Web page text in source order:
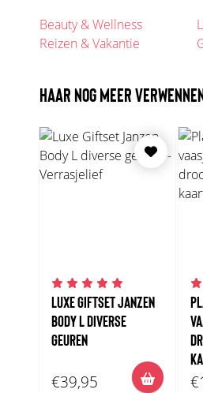
Beauty & Wellness
Reizen & Vakantie
HAAR NOG MEER
LUXE GIFTSET JANZEN
BODY L DIVERSE
GEUREN
€39,95